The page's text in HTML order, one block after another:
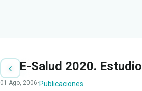
E-Salud 2020.
01 Ago, 2006· Publicaciones